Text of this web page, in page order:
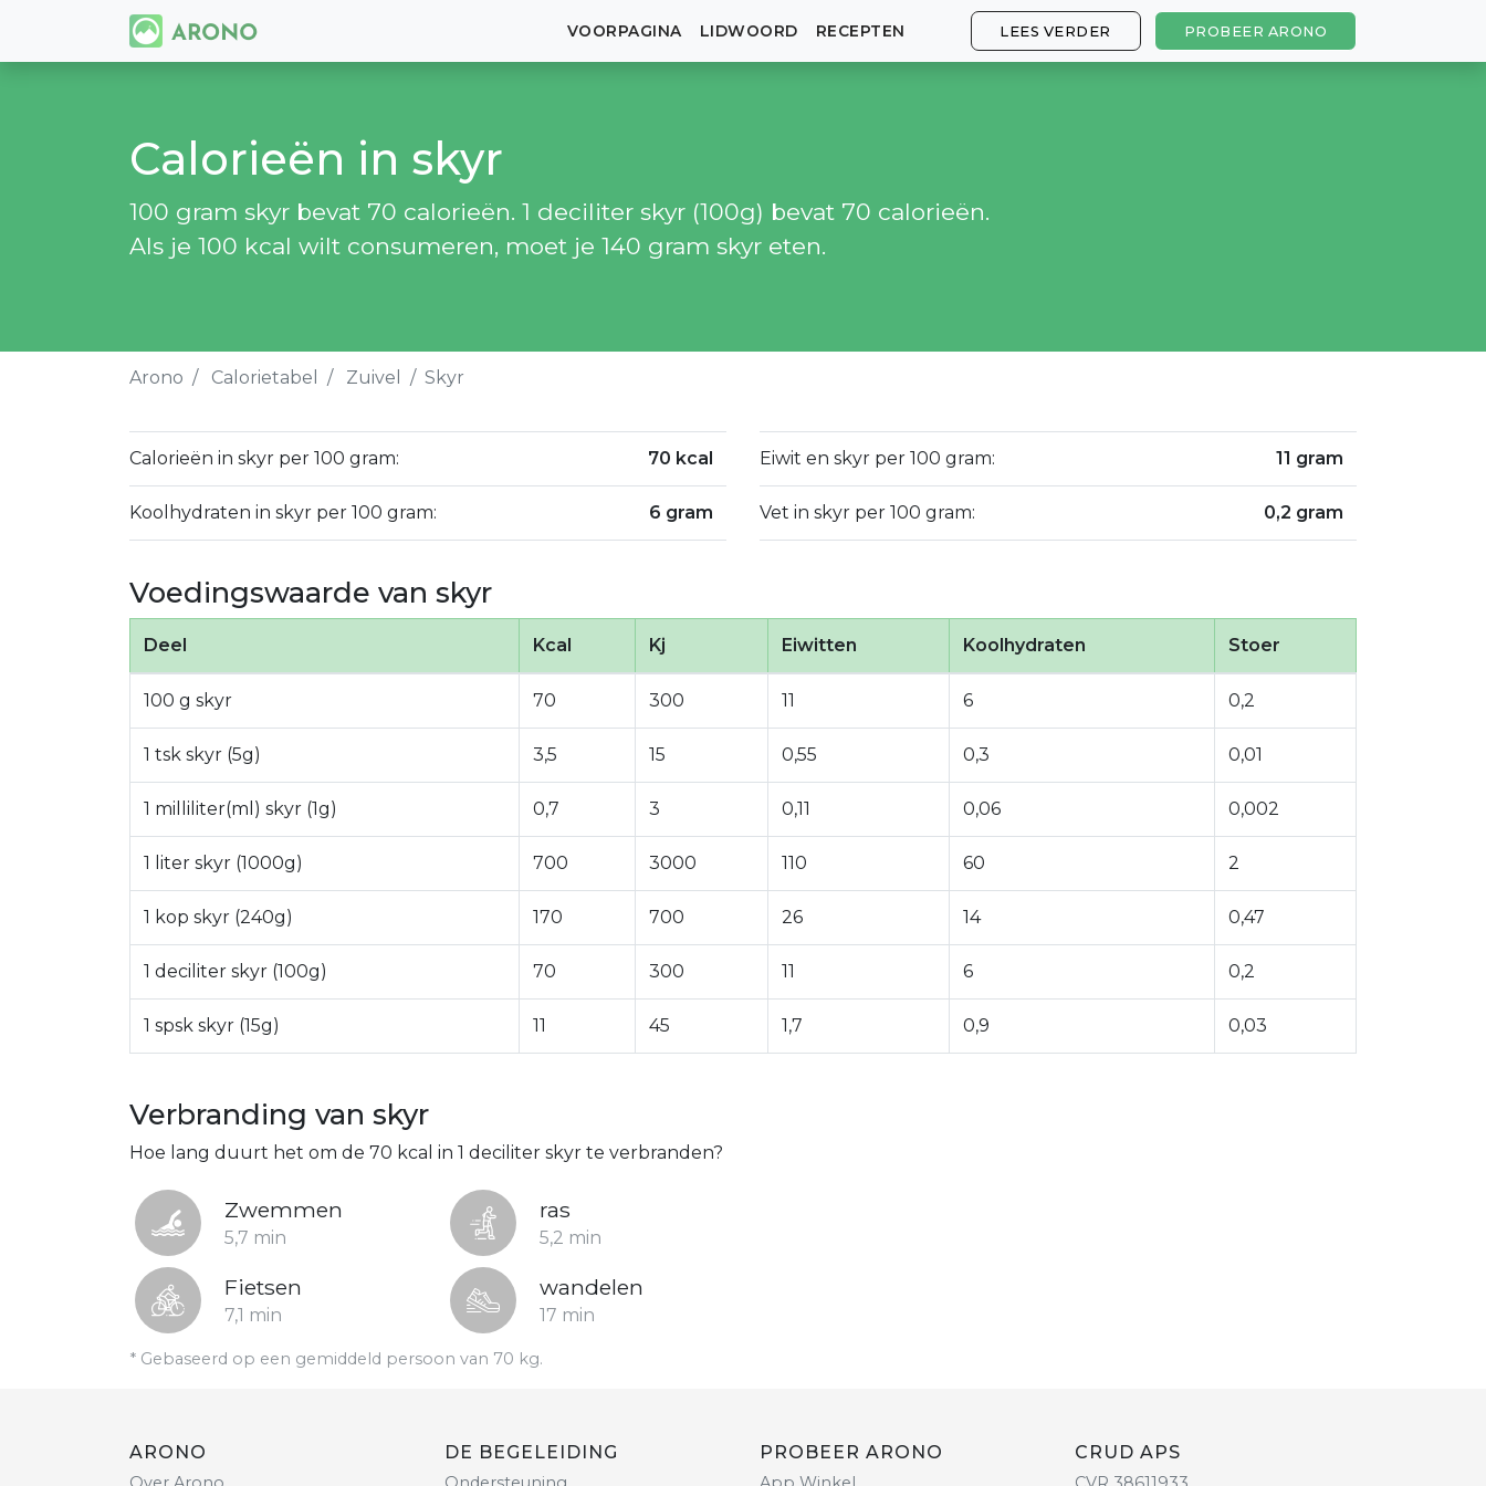
VOORPAGINA LIDWOORD RECEPTEN LEES VERDER PROBEER ARONO
Calorieën in skyr
100 gram skyr bevat 70 calorieën. 1 deciliter skyr (100g) bevat 70 calorieën.
Als je 100 kcal wilt consumeren, moet je 140 gram skyr eten.
Arono Calorietabel Zuivel Skyr
Calorieën in skyr per 100 gram: 70 kcal
Koolhydraten in skyr per 100 gram: 6 gram
Eiwit en skyr per 100 gram: 11 gram
Vet in skyr per 100 gram: 0,2 gram
Voedingswaarde van skyr
Deel Kcal Kj Eiwitten Koolhydraten Stoer
100 g skyr 70 300 11 6 0,2
1 tsk skyr (5g) 3,5 15 0,55 0,3 0,01
1 milliliter(ml) skyr (1g) 0,7 3 0,11 0,06 0,002
1 liter skyr (1000g) 700 3000 110 60 2
1 kop skyr (240g) 170 700 26 14 0,47
1 deciliter skyr (100g) 70 300 11 6 0,2
1 spsk skyr (15g) 11 45 1,7 0,9 0,03
Verbranding van skyr
Hoe lang duurt het om de 70 kcal in 1 deciliter skyr te verbranden?
Zwemmen
5,7 min
ras
5,2 min
Fietsen
7,1 min
wandelen
17 min
* Gebaseerd op een gemiddeld persoon van 70 kg.
ARONO DE BEGELEIDING PROBEER ARONO CRUD APS